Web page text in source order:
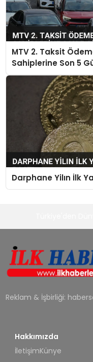
MTV 2. Taksit
Sahiplerine Son 5
Darphane Yilın İlk
Reklam & İşbirliği:
Hakkımızda
İletişimKünye